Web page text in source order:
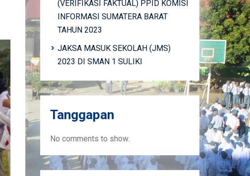
(VERIFIKASI FAKTUAL) PPID KOMISI
INFORMASI SUMATERA BARAT
TAHUN 2023
JAKSA MASUK SEKOLAH (JMS)
2023 DI SMAN 1 SULIKI
Tanggapan
No comments to show.